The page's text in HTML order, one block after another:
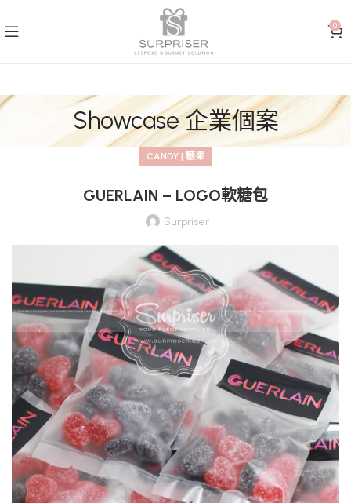
0
Showcase 企業個案
CANDY | 糖果
GUERLAIN – LOGO軟糖包
Surpriser